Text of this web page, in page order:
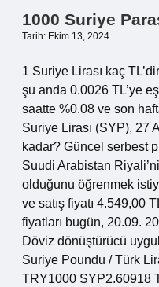
1000 Suriye
Tarih: Ekim 13, 2024
1 Suriye Lirası kaç
şu anda 0.0026 TL’ye
saatte %0.08 ve son
Suriye Lirası (SYP), 27
kadar? Güncel serbest
Suudi Arabistan
olduğunu öğrenmek
ve satış fiyatı 4.549,00
fiyatları bugün, 20.09.
Döviz dönüştürücü
Suriye Poundu / Türk
TRY1000 SYP2.60918